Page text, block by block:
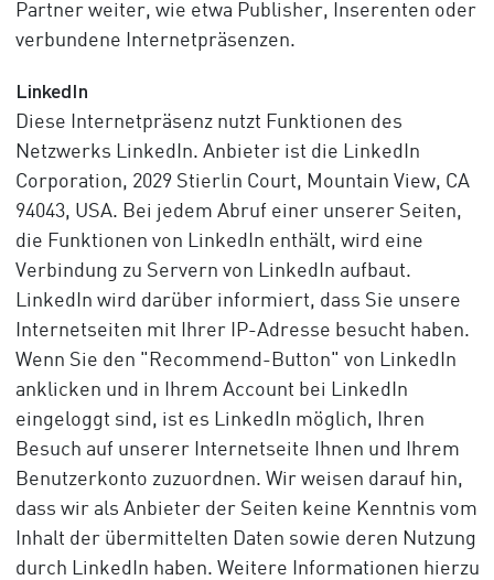
Partner weiter, wie etwa Publisher, Inserenten oder
verbundene Internetpräsenzen.
LinkedIn
Diese Internetpräsenz nutzt Funktionen des
Netzwerks LinkedIn. Anbieter ist die LinkedIn
Corporation, 2029 Stierlin Court, Mountain View, CA
94043, USA. Bei jedem Abruf einer unserer Seiten,
die Funktionen von LinkedIn enthält, wird eine
Verbindung zu Servern von LinkedIn aufbaut.
LinkedIn wird darüber informiert, dass Sie unsere
Internetseiten mit Ihrer IP-Adresse besucht haben.
Wenn Sie den "Recommend-Button" von LinkedIn
anklicken und in Ihrem Account bei LinkedIn
eingeloggt sind, ist es LinkedIn möglich, Ihren
Besuch auf unserer Internetseite Ihnen und Ihrem
Benutzerkonto zuzuordnen. Wir weisen darauf hin,
dass wir als Anbieter der Seiten keine Kenntnis vom
Inhalt der übermittelten Daten sowie deren Nutzung
durch LinkedIn haben. Weitere Informationen hierzu